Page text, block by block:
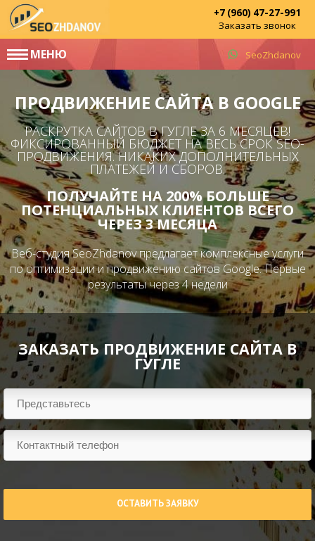
SeoZhdanov
+7 (960) 47-27-991
Заказать звонок
МЕНЮ
ПРОДВИЖЕНИЕ САЙТА В GOOGLE
РАСКРУТКА САЙТОВ В ГУГЛЕ ЗА 6 МЕСЯЦЕВ!
ФИКСИРОВАННЫЙ БЮДЖЕТ НА ВЕСЬ СРОК SEO-
ПРОДВИЖЕНИЯ. НИКАКИХ ДОПОЛНИТЕЛЬНЫХ
ПЛАТЕЖЕЙ И СБОРОВ.
ПОЛУЧАЙТЕ НА 200% БОЛЬШЕ
ПОТЕНЦИАЛЬНЫХ КЛИЕНТОВ ВСЕГО
ЧЕРЕЗ 3 МЕСЯЦА
Веб-студия SeoZhdanov предлагает комплексные услуги
по оптимизации и продвижению сайтов Google. Первые
результаты через 4 недели
ЗАКАЗАТЬ ПРОДВИЖЕНИЕ САЙТА В
ГУГЛЕ
ОСТАВИТЬ ЗАЯВКУ